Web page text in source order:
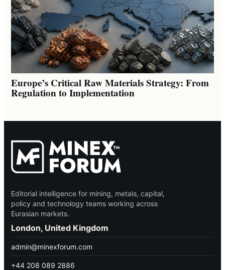
Europe’s Critical Raw Materials Strategy: From
Regulation to Implementation
Editorial intelligence for mining, metals, capital,
policy and technology teams working across
Eurasian markets.
London, United Kingdom
admin@minexforum.com
+44 208 089 2886